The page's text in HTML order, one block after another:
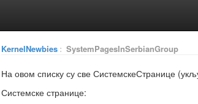
KernelNewbies : SystemPagesInSerbianGroup
На овом списку су све СистемскеСтранице
Системске странице: